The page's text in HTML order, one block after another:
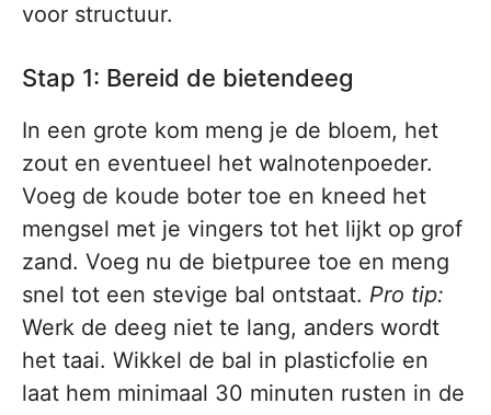
voor structuur.
Stap 1: Bereid de bietendeeg
In een grote kom meng je de bloem, het
zout en eventueel het walnotenpoeder.
Voeg de koude boter toe en kneed het
mengsel met je vingers tot het lijkt op grof
zand. Voeg nu de bietpuree toe en meng
snel tot een stevige bal ontstaat. Pro tip:
Werk de deeg niet te lang, anders wordt
het taai. Wikkel de bal in plasticfolie en
laat hem minimaal 30 minuten rusten in de